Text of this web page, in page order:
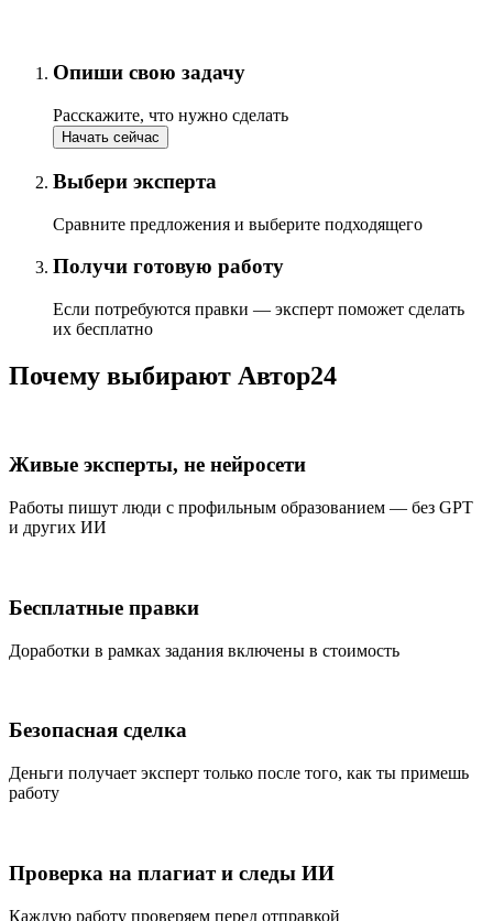
Опиши свою задачу
Расскажите, что нужно сделать
Начать сейчас
Выбери эксперта
Сравните предложения и выберите подходящего
Получи готовую работу
Если потребуются правки — эксперт поможет сделать
их бесплатно
Почему выбирают Автор24
Живые эксперты, не нейросети
Работы пишут люди с профильным образованием — без GPT
и других ИИ
Бесплатные правки
Доработки в рамках задания включены в стоимость
Безопасная сделка
Деньги получает эксперт только после того, как ты примешь
работу
Проверка на плагиат и следы ИИ
Каждую работу проверяем перед отправкой